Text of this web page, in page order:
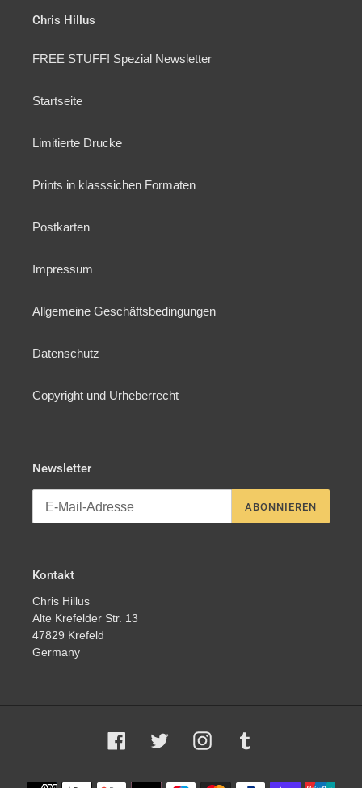
Chris Hillus
FREE STUFF! Spezial Newsletter
Startseite
Limitierte Drucke
Prints in klasssichen Formaten
Postkarten
Impressum
Allgemeine Geschäftsbedingungen
Datenschutz
Copyright und Urheberrecht
Newsletter
ABONNIEREN
Kontakt
Chris Hillus
Alte Krefelder Str. 13
47829 Krefeld
Germany
Facebook Twitter Instagram
Zahlungsmethoden